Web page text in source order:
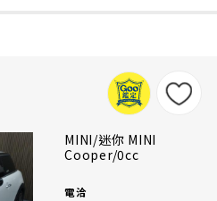
MINI/迷你 MINI
Cooper/0cc
電洽